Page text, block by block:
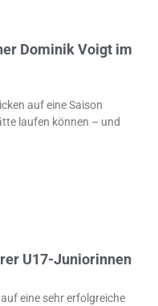
Dominik Voigt im
auf eine Saison
laufen können – und
U17-Juniorinnen
eine sehr erfolgreiche